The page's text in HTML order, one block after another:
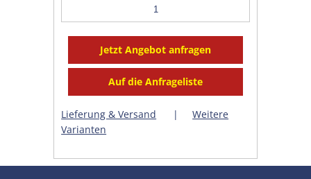
Lieferung & Versand |
Weitere
Varianten